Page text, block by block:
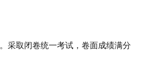
采取闭卷统一考试，卷面成绩满分